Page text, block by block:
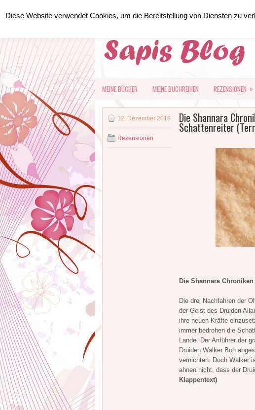
HOME ÜBER MICH KONTAKT
MEINE BÜCHER MEINE BUCHREIHEN REZENSIONEN »
12. Dezember 2018
Rezensionen
Die Shannara
Schattenreiter
Die Shannara
Die drei Nachfahren der
der Geist des Druiden
ihre neuen Kräfte
immer bedrohen die
Lande. Der Anführer der
Druiden Walker Boh
vernichten. Doch Walker
ahnen nicht, dass der
Klappentext)
Diese Website verwendet Cookies, um die Bereitstellung von Diensten zu